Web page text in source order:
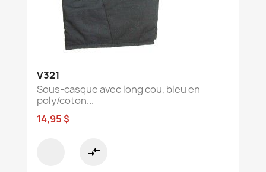
V321
Sous-casque avec long cou, bleu en
poly/coton...
14,95 $
compare_arrows